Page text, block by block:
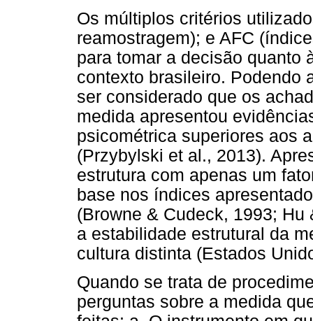
Os múltiplos critérios
reamostragem); e AFC
para tomar a decisão quanto
contexto brasileiro. Podendo
ser considerado que os
medida apresentou
psicométrica superiores aos
(Przybylski et al., 2013).
estrutura com apenas um
base nos índices
(Browne & Cudeck, 1993;
a estabilidade estrutural da
cultura distinta (Estados
Quando se trata de
perguntas sobre a medida